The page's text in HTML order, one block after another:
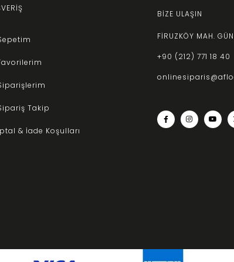
ederek avantajlı fırsatlardan yararlanabilirsiniz.
Takip
& İade Koşulları
BİZE ULAŞIN
FİRUZKÖY MAH.
+90 (212) 771 18 40